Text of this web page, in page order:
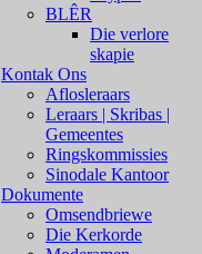
BLÊR
Die verlore
skapie
Kontak Ons
Aflosleraars
Leraars | Skribas |
Gemeentes
Ringskommissies
Sinodale Kantoor
Dokumente
Omsendbriewe
Die Kerkorde